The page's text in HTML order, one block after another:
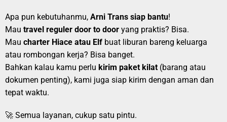
Apa pun kebutuhanmu, Arni Trans siap bantu!
Mau travel reguler door to door yang praktis? Bisa.
Mau charter Hiace atau Elf buat liburan bareng keluarga
atau rombongan kerja? Bisa banget.
Bahkan kalau kamu perlu kirim paket kilat (barang atau
dokumen penting), kami juga siap kirim dengan aman dan
tepat waktu.
🚀 Semua layanan, cukup satu pintu.